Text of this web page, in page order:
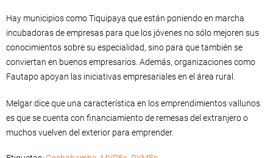
Hay municipios como Tiquipaya que están poniendo en marcha
incubadoras de empresas para que los jóvenes no sólo mejoren sus
conocimientos sobre su especialidad, sino para que también se
conviertan en buenos empresarios. Además, organizaciones como
Fautapo apoyan las iniciativas empresariales en el área rural.
Melgar dice que una característica en los emprendimientos vallunos
es que se cuenta con financiamiento de remesas del extranjero o
muchos vuelven del exterior para emprender.